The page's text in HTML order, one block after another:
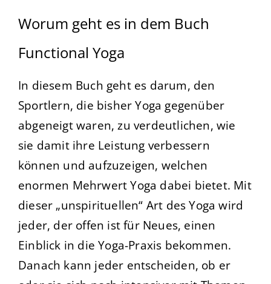
Worum geht es in dem Buch
Functional Yoga
In diesem Buch geht es darum, den
Sportlern, die bisher Yoga gegenüber
abgeneigt waren, zu verdeutlichen, wie
sie damit ihre Leistung verbessern
können und aufzuzeigen, welchen
enormen Mehrwert Yoga dabei bietet. Mit
dieser „unspirituellen“ Art des Yoga wird
jeder, der offen ist für Neues, einen
Einblick in die Yoga-Praxis bekommen.
Danach kann jeder entscheiden, ob er